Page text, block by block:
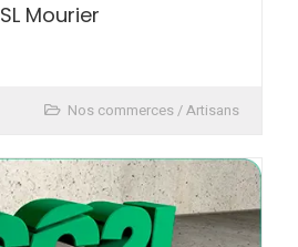
SL Mourier
Nos commerces / Artisans